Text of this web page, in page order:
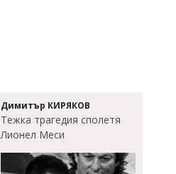
Димитър КИРЯКОВ
Тежка трагедия сполетя
Лионел Меси